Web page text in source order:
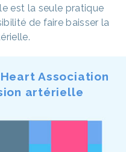
est la seule pratique
de faire baisser la
Association
artérielle